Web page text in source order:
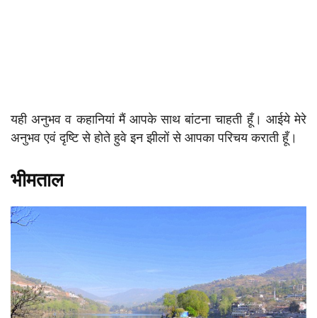
यही अनुभव व कहानियां मैं आपके साथ बांटना चाहती हूँ। आईये मेरे
अनुभव एवं दृष्टि से होते हुवे इन झीलों से आपका परिचय कराती हूँ।
भीमताल